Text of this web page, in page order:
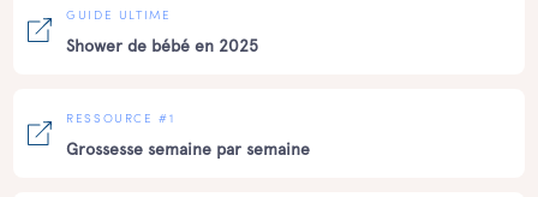
GUIDE ULTIME
Shower de bébé en 2025
RESSOURCE #1
Grossesse semaine par semaine